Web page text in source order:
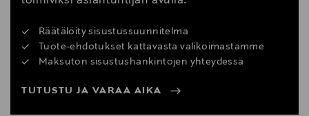
Räätälöity sisustussuunnitelma
Tuote-ehdotukset kattavasta valikoimastamme
Maksuton sisustushankintojen yhteydessä
TUTUSTU JA VARAA AIKA